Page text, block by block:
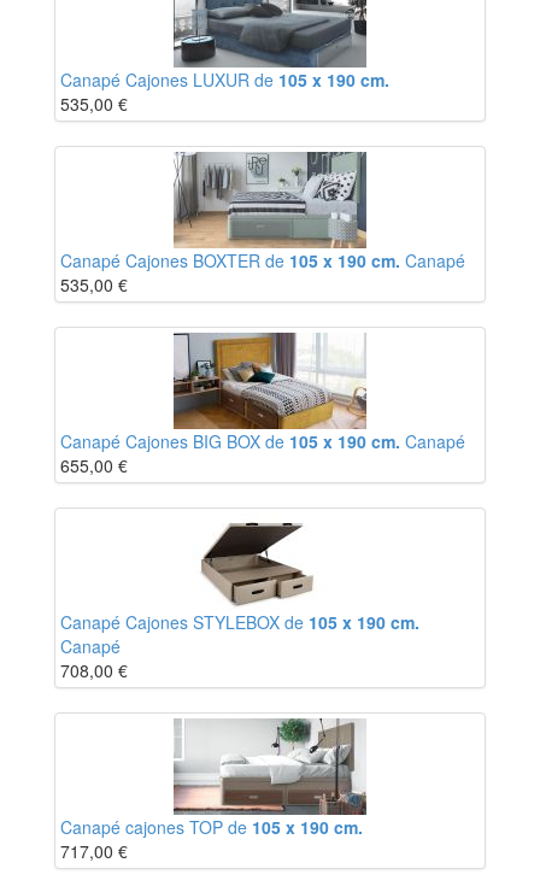
Canapé Cajones LUXUR de 105 x 190 cm.
535,00 €
Canapé Cajones BOXTER de 105 x 190 cm. Canapé
535,00 €
Canapé Cajones BIG BOX de 105 x 190 cm. Canapé
655,00 €
Canapé Cajones STYLEBOX de 105 x 190 cm.
Canapé
708,00 €
Canapé cajones TOP de 105 x 190 cm.
717,00 €